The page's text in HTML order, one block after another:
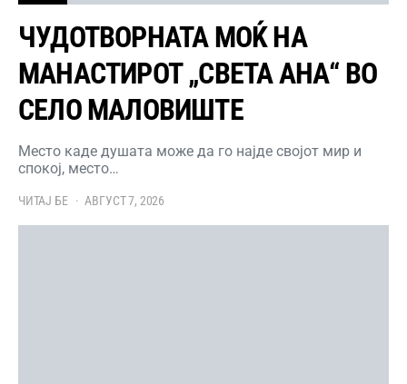
ЧУДОТВОРНАТА МОЌ НА
МАНАСТИРОТ „СВЕТА АНА“ ВО
СЕЛО МАЛОВИШТЕ
Место каде душата може да го најде својот мир и
спокој, место…
ЧИТАЈ БЕ АВГУСТ 7, 2026